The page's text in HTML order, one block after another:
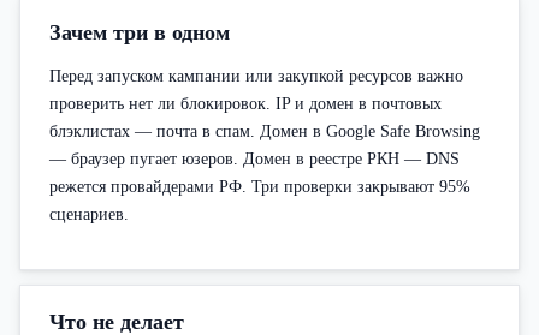
Зачем три в одном
Перед запуском кампании или закупкой ресурсов важно
проверить нет ли блокировок. IP и домен в почтовых
блэклистах — почта в спам. Домен в Google Safe Browsing
— браузер пугает юзеров. Домен в реестре РКН — DNS
режется провайдерами РФ. Три проверки закрывают 95%
сценариев.
Что не делает